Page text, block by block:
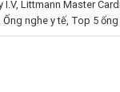
I.V, Littmann Master
Ống nghe y tế, Top 5